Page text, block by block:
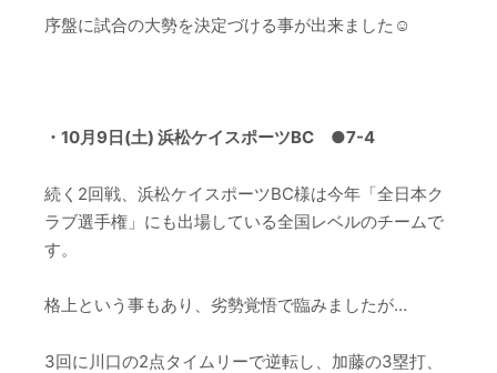
序盤に試合の大勢を決定づける事が出来ました☺
・10月9日(土) 浜松ケイスポーツBC ●7-4
続く2回戦、浜松ケイスポーツBC様は今年「全日本ク
ラブ選手権」にも出場している全国レベルのチームで
す。
格上という事もあり、劣勢覚悟で臨みましたが…
3回に 川口の2点タイムリーで逆転し、 加藤の3塁打、